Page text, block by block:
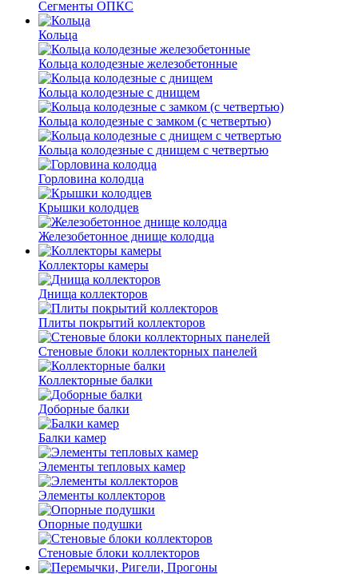
Сегменты ОПКС
Кольца
Кольца колодезные железобетонные
Кольца колодезные с днищем
Кольца колодезные с замком (с четвертью)
Кольца колодезные с днищем с четвертью
Горловина колодца
Крышки колодцев
Железобетонное днище колодца
Коллекторы камеры
Днища коллекторов
Плиты покрытий коллекторов
Стеновые блоки коллекторных панелей
Коллекторные балки
Доборные балки
Балки камер
Элементы тепловых камер
Элементы коллекторов
Опорные подушки
Стеновые блоки коллекторов